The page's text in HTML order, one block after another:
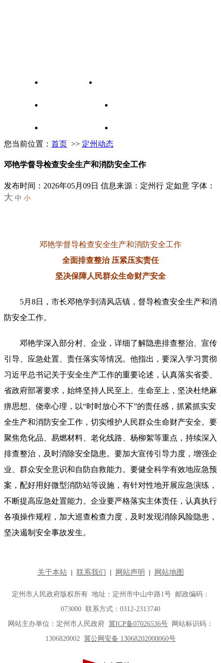
您当前位置： 首页 >> 定州动态
邓艳学督导检查安全生产和消防安全工作
发布时间：2026年05月09日 信息来源：定州行 定如意 字体：
大 中 小
邓艳学督导检查安全生产和消防安全工作
全面排查整治 压紧压实责任
坚决保障人民群众生命财产安全
5月8日，市长邓艳学到清风店镇，督导检查安全生产和消
防安全工作。
邓艳学深入部分村、企业，详细了解隐患排查整治、宣传
引导、应急处置、责任落实等情况。他指出，要深入学习贯彻
习近平总书记关于安全生产工作的重要论述，认真落实省委、
省政府部署要求，始终坚持人民至上、生命至上，坚决杜绝麻
痹思想、侥幸心理，以“时时放心不下”的责任感，抓紧抓实安
全生产和消防安全工作，切实维护人民群众生命财产安全。要
聚焦危化品、易燃材料、老化线路、杨柳絮等重点，持续深入
排查整治，及时消除安全隐患。要加大宣传引导力度，增强企
业、群众安全意识和自防自救能力。要健全科学有效地应急预
案，配好用好微型消防站等设施，有针对性地开展应急演练，
不断提高应急处置能力。企业要严格落实主体责任，认真执行
各项操作规程，加大巡查检查力度，及时发现消除风险隐患，
坚决遏制安全事故发生。